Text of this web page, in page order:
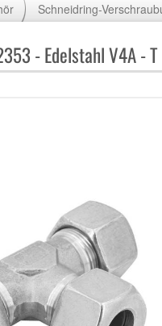
Schneidring-
- Edelstahl V4A -